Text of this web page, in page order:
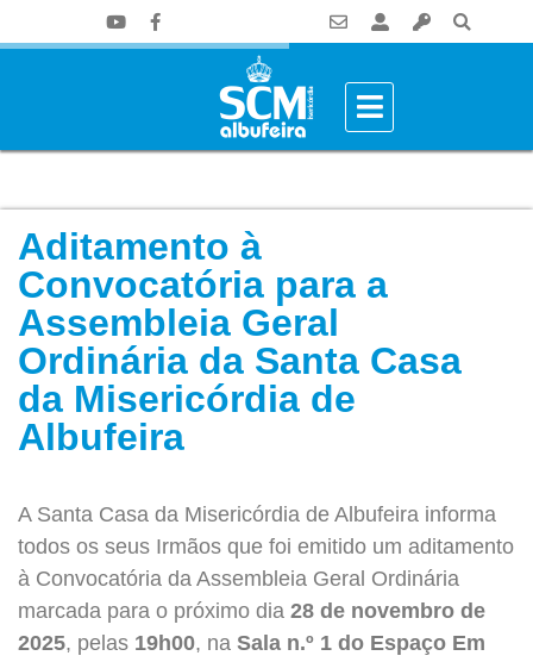
Aditamento à
Convocatória para a
Assembleia Geral
Ordinária da Santa Casa
da Misericórdia de
Albufeira
A Santa Casa da Misericórdia de Albufeira informa
todos os seus Irmãos que foi emitido um aditamento
à Convocatória da Assembleia Geral Ordinária
marcada para o próximo dia 28 de novembro de
2025, pelas 19h00, na Sala n.º 1 do Espaço Em